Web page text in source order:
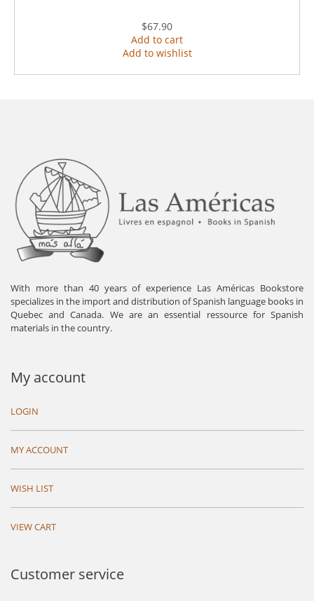
$67.90
Add to cart
Add to wishlist
With more than 40 years of experience Las Américas Bookstore
specializes in the import and distribution of Spanish language books in
Quebec and Canada. We are an essential ressource for Spanish
materials in the country.
My account
LOGIN
MY ACCOUNT
WISH LIST
VIEW CART
Customer service